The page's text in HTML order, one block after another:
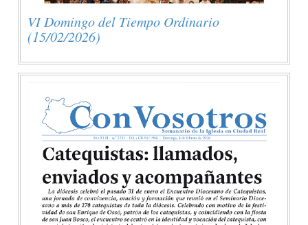
VI Domingo del Tiempo Ordinario
(15/02/2026)